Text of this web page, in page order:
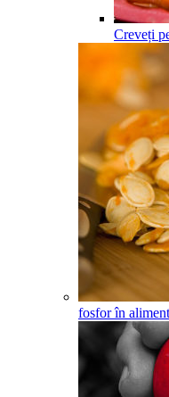
Creveți
fosfor în